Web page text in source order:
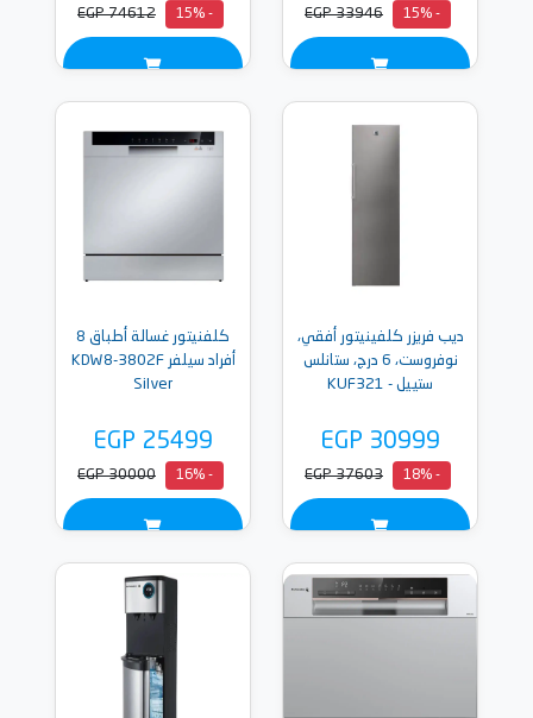
- 15%
EGP 33946
- 15%
EGP 74612
ديب فريزر كلفينيتور أفقي،
نوفروست، 6 درج، ستانلس
ستييل - KUF321
EGP 30999
- 18%
EGP 37603
كلفنيتور غسالة أطباق 8
أفراد سيلفر KDW8-3802F
Silver
EGP 25499
- 16%
EGP 30000